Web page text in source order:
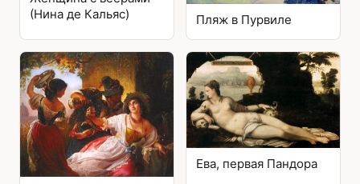
(Нина де Кальяс)
Пляж в Пурвиле
Ева, первая Пандора